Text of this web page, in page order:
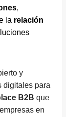
,
la relación
y
digitales para
B2B que
en